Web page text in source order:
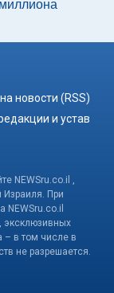
новости (RSS)
и устав
NEWSru.co.il ,
Израиля. При
NEWSru.co.il
эксклюзивных
– в том числе в
не разрешается.